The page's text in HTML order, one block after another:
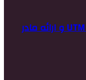
جزئیات ثبت ادعا، تهیه نقشه UTM و ارائه مادر